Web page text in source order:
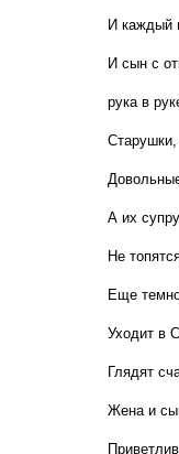
И каждый
И сын с
рука в
Старушки,
А их
Не
Еще
Уходит в
Глядят
Жена и